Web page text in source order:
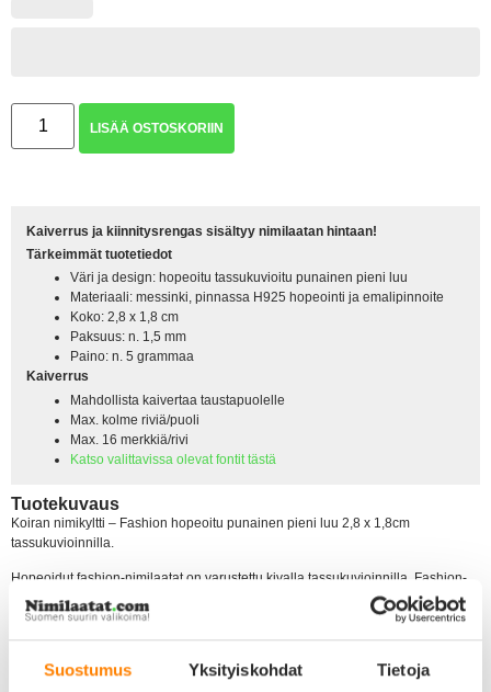
Suostumus Yksityiskohdat Tietoja
LISÄÄ OSTOSKORIIN
Kaiverrus ja kiinnitysrengas sisältyy nimilaatan hintaan!
Tärkeimmät tuotetiedot
Väri ja design: hopeoitu tassukuvioitu punainen pieni luu
Materiaali: messinki, pinnassa H925 hopeointi ja emalipinnoite
Koko: 2,8 x 1,8 cm
Paksuus: n. 1,5 mm
Paino: n. 5 grammaa
Kaiverrus
Mahdollista kaivertaa taustapuolelle
Max. kolme riviä/puoli
Max. 16 merkkiä/rivi
Katso valittavissa olevat fontit tästä
Tuotekuvaus
Koiran nimikyltti – Fashion hopeoitu punainen pieni luu 2,8 x 1,8cm
tassukuvioinnilla.
Hopeoidut fashion-nimilaatat on varustettu kivalla tassukuvioinnilla. Fashion-
nimilaatat ovat messinkiä, pinnoitettu H925 hopeoinnilla ja laatan pinta on
emaloitu. Laatan taustapuoli on hopeinen. Hopeoituja fashion-nimilaattoja
voisi hyvin kuvailla termeilläkaunis ja kiiltelevä!
Kaiverrusjälki on syvä ja erittäin siisti, koska kaiverramme laatan koneellisesti